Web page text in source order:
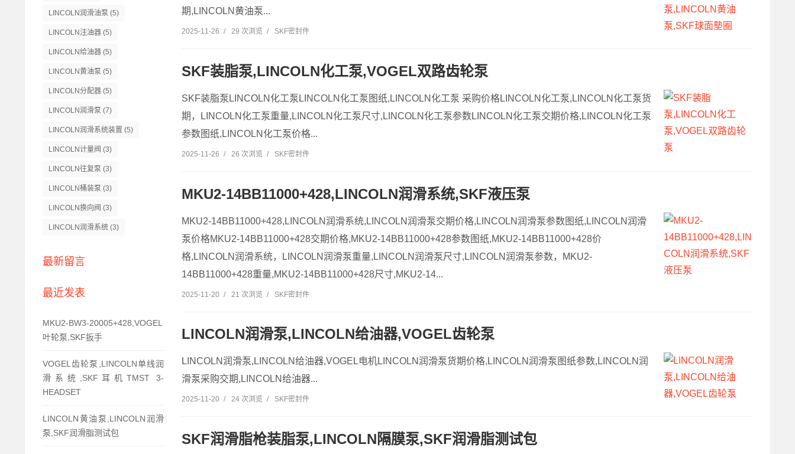
LINCOLN润滑油泵 (5)
LINCOLN注油器 (5)
LINCOLN给油器 (5)
LINCOLN黄油泵 (5)
LINCOLN分配器 (5)
LINCOLN润滑泵 (7)
LINCOLN润滑系统装置 (5)
LINCOLN计量阀 (3)
LINCOLN往复泵 (3)
LINCOLN桶装泵 (3)
LINCOLN换向阀 (3)
LINCOLN润滑系统 (3)
最新留言
最近发表
MKU2-BW3-20005+428,VOGEL
叶轮泵,SKF扳手
VOGEL齿轮泵,LINCOLN单线润
滑系统,SKF耳机TMST 3-
HEADSET
LINCOLN黄油泵,LINCOLN润滑
泵,SKF润滑脂测试包
期,LINCOLN黄油泵...
2025-11-26 / 29 次浏览 / SKF密封件
SKF装脂泵,LINCOLN化工泵,VOGEL双路齿轮泵
SKF装脂泵LINCOLN化工泵LINCOLN化工泵图纸,LINCOLN化工泵 采购价格LINCOLN化工泵,LINCOLN化工泵货
期，LINCOLN化工泵重量,LINCOLN化工泵尺寸,LINCOLN化工泵参数LINCOLN化工泵交期价格,LINCOLN化工泵
参数图纸,LINCOLN化工泵价格...
2025-11-26 / 26 次浏览 / SKF密封件
MKU2-14BB11000+428,LINCOLN润滑系统,SKF液压泵
MKU2-14BB11000+428,LINCOLN润滑系统,LINCOLN润滑泵交期价格,LINCOLN润滑泵参数图纸,LINCOLN润滑
泵价格MKU2-14BB11000+428交期价格,MKU2-14BB11000+428参数图纸,MKU2-14BB11000+428价
格,LINCOLN润滑系统，LINCOLN润滑泵重量,LINCOLN润滑泵尺寸,LINCOLN润滑泵参数，MKU2-
14BB11000+428重量,MKU2-14BB11000+428尺寸,MKU2-14...
2025-11-20 / 21 次浏览 / SKF密封件
LINCOLN润滑泵,LINCOLN给油器,VOGEL齿轮泵
LINCOLN润滑泵,LINCOLN给油器,VOGEL电机LINCOLN润滑泵货期价格,LINCOLN润滑泵图纸参数,LINCOLN润
滑泵采购交期,LINCOLN给油器...
2025-11-20 / 24 次浏览 / SKF密封件
SKF润滑脂枪装脂泵,LINCOLN隔膜泵,SKF润滑脂测试包